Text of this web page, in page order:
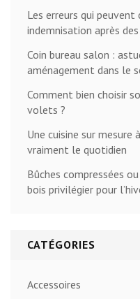
Les erreurs qui
indemnisation après
Coin bureau salon :
aménagement dans le
Comment bien choisir
volets ?
Une cuisine sur mesure
vraiment le quotidien
Bûches compressées
bois privilégier pour
CATÉGORIES
Accessoires